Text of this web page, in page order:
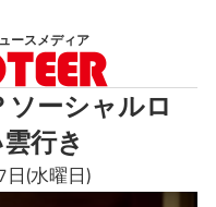
ースメディア
ソーシャルロ
行き
(水曜日)